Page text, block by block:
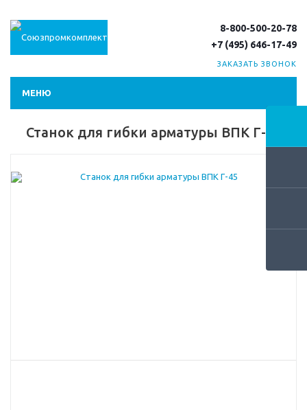
8-800-500-20-78
+7 (495) 646-17-49
ЗАКАЗАТЬ ЗВОНОК
МЕНЮ
Станок для гибки арматуры ВПК Г-45